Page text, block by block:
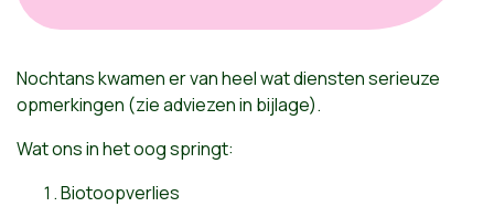
Nochtans kwamen er van heel wat diensten serieuze
opmerkingen (zie adviezen in bijlage).
Wat ons in het oog springt:
Biotoopverlies